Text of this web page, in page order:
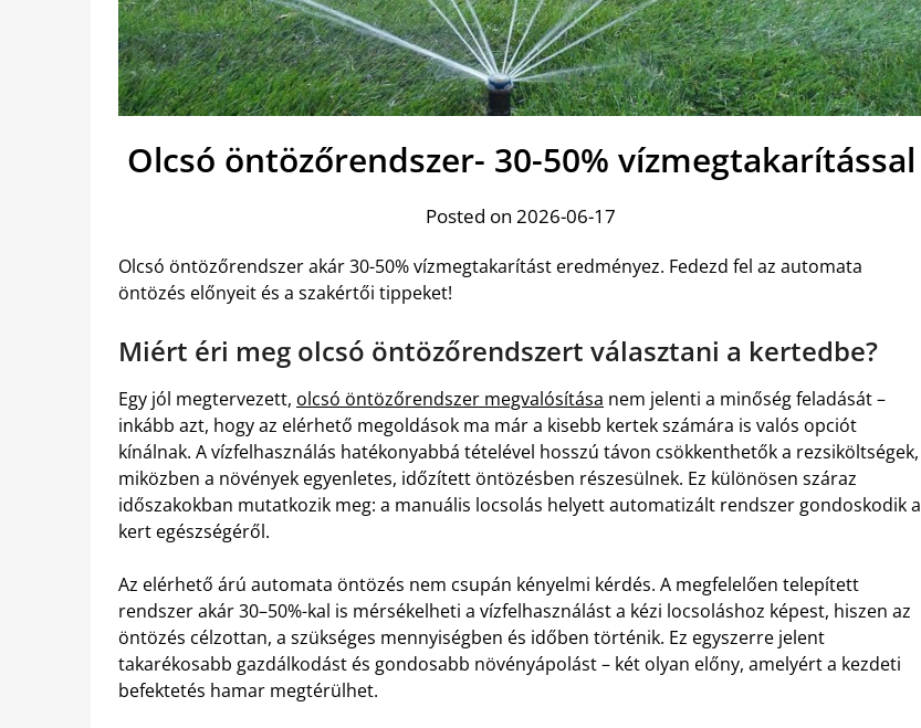
Olcsó öntözőrendszer- 30-50% vízmegtakarítással
Posted on 2026-06-17
Olcsó öntözőrendszer akár 30-50% vízmegtakarítást eredményez. Fedezd fel az automata
öntözés előnyeit és a szakértői tippeket!
Miért éri meg olcsó öntözőrendszert választani a kertedbe?
Egy jól megtervezett, olcsó öntözőrendszer megvalósítása nem jelenti a minőség feladását –
inkább azt, hogy az elérhető megoldások ma már a kisebb kertek számára is valós opciót
kínálnak. A vízfelhasználás hatékonyabbá tételével hosszú távon csökkenthetők a rezsiköltségek,
miközben a növények egyenletes, időzített öntözésben részesülnek. Ez különösen száraz
időszakokban mutatkozik meg: a manuális locsolás helyett automatizált rendszer gondoskodik a
kert egészségéről.
Az elérhető árú automata öntözés nem csupán kényelmi kérdés. A megfelelően telepített
rendszer akár 30–50%-kal is mérsékelheti a vízfelhasználást a kézi locsoláshoz képest, hiszen az
öntözés célzottan, a szükséges mennyiségben és időben történik. Ez egyszerre jelent
takarékosabb gazdálkodást és gondosabb növényápolást – két olyan előny, amelyért a kezdeti
befektetés hamar megtérülhet.